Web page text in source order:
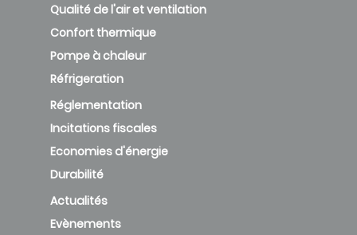
Qualité de l'air et ventilation
Confort thermique
Pompe à chaleur
Réfrigeration
Réglementation
Incitations fiscales
Economies d'énergie
Durabilité
Actualités
Evènements